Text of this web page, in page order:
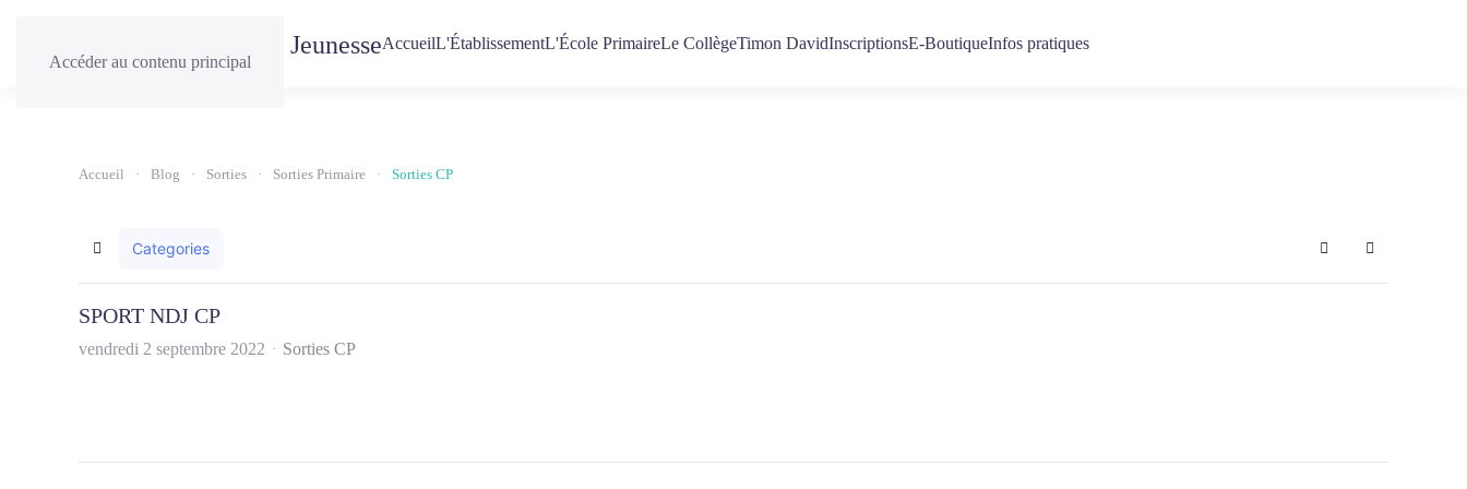
Accéder au contenu principal
AccueilL'ÉtablissementL'École PrimaireLe CollègeTimon DavidInscriptionsE-BoutiqueInfos pratiques
Accueil Blog Sorties Sorties Primaire Sorties CP
HomeCategories SearchSign In
SPORT NDJ CP
vendredi 2 septembre 2022 Sorties CP